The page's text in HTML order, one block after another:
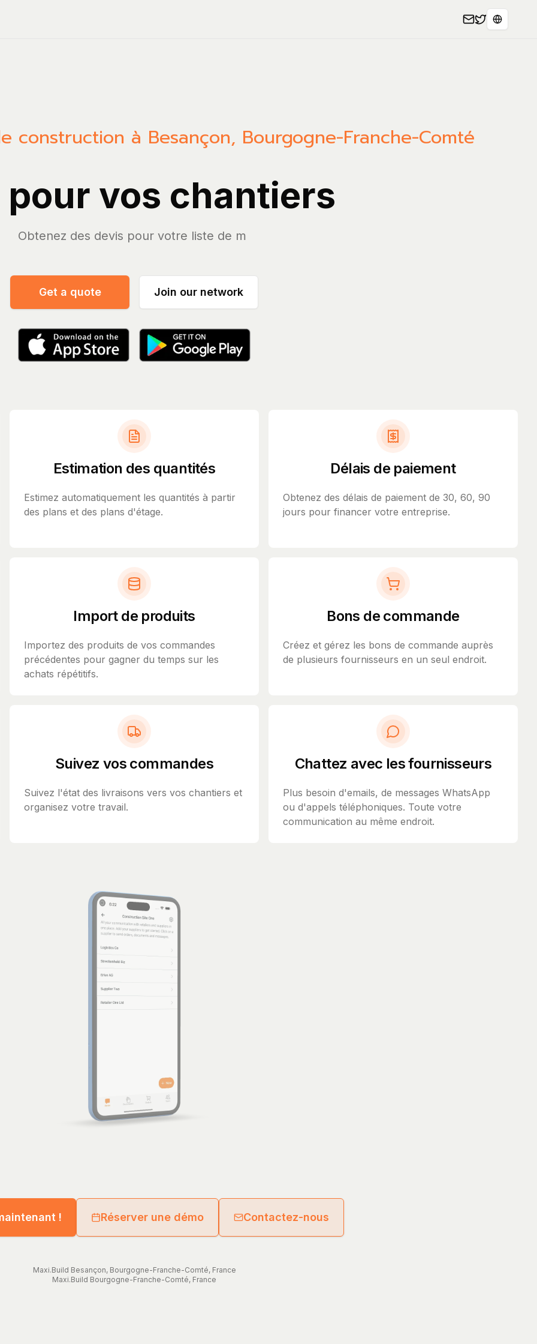
Select
construction à Besançon, Bourgogne-Franche-Comté
pour vos chantiers
Obtenez des devi
Get a quote Join our network
Estimation des quantités
Estimez automatiquement les quantités à partir
des plans et des plans d'étage.
Délais de paiement
Obtenez des délais de paiement de 30, 60, 90
jours pour financer votre entreprise.
Import de produits
Importez des produits de vos commandes
précédentes pour gagner du temps sur les
achats répétitifs.
Bons de commande
Créez et gérez les bons de commande auprès
de plusieurs fournisseurs en un seul endroit.
Suivez vos commandes
Suivez l'état des livraisons vers vos chantiers et
organisez votre travail.
Chattez avec les fournisseurs
Plus besoin d'emails, de messages WhatsApp
ou d'appels téléphoniques. Toute votre
communication au même endroit.
! Réserver une démo Contactez-nous
Maxi.Build Besançon, Bourgogne-Franche-Comté, France
Maxi.Build Bourgogne-Franche-Comté, France